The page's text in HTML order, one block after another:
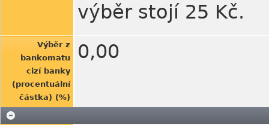
výběr stojí 25 Kč.
Výběr z
bankomatu
cizí banky
(procentuální
částka) (%)
0,00